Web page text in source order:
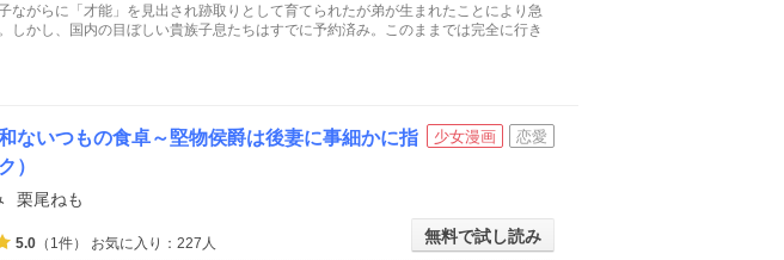
ながらに「才能」を見出され跡取りとして育てられたが弟が生まれたことにより急
しかし、国内の目ぼしい貴族子息たちはすでに予約済み。このままでは完全に行き
少女漫画 恋愛
ないつもの食卓～堅物侯爵は後妻に事細かに指
）
栗尾ねも
無料で試し読み
5.0 （1件）
お気に入り：227人